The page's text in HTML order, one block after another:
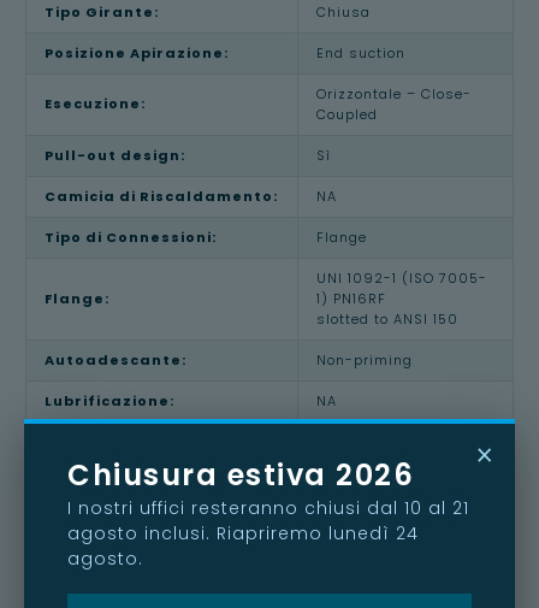
Tipo Girante: Chiusa
Posizione Apirazione: End suction
Esecuzione:
Orizzontale – Close-
Coupled
Pull-out design: Sì
Camicia di Riscaldamento: NA
Tipo di Connessioni: Flange
Flange:
UNI 1092-1 (ISO 7005-
1) PN16RF
slotted to ANSI 150
Autoadescante: Non-priming
Lubrificazione: NA
Pressione @20°C:
Range Temperatura
-40° C / +180°C
Massima Prevalenza @
×
Chiusura estiva 2026
I nostri uffici resteranno chiusi dal 10 al 21
agosto inclusi. Riapriremo lunedì 24
agosto.